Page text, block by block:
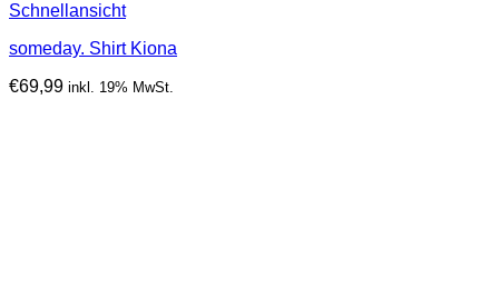
Schnellansicht
someday. Shirt Kiona
€69,99 inkl. 19% MwSt.